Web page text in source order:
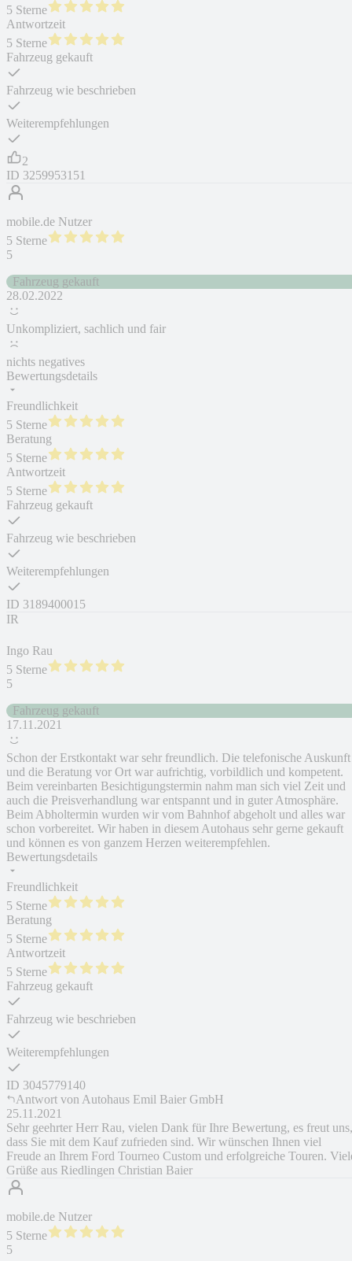
5 Sterne
Antwortzeit
5 Sterne
Fahrzeug gekauft
Fahrzeug wie beschrieben
Weiterempfehlungen
2
ID 3259953151
mobile.de Nutzer
5 Sterne
5
Fahrzeug gekauft
28.02.2022
Unkompliziert, sachlich und fair
nichts negatives
Bewertungsdetails
Freundlichkeit
5 Sterne
Beratung
5 Sterne
Antwortzeit
5 Sterne
Fahrzeug gekauft
Fahrzeug wie beschrieben
Weiterempfehlungen
ID 3189400015
IR
Ingo Rau
5 Sterne
5
Fahrzeug gekauft
17.11.2021
Schon der Erstkontakt war sehr freundlich. Die telefonische Auskunft
und die Beratung vor Ort war aufrichtig, vorbildlich und kompetent.
Beim vereinbarten Besichtigungstermin nahm man sich viel Zeit und
auch die Preisverhandlung war entspannt und in guter Atmosphäre.
Beim Abholtermin wurden wir vom Bahnhof abgeholt und alles war
schon vorbereitet. Wir haben in diesem Autohaus sehr gerne gekauft
und können es von ganzem Herzen weiterempfehlen.
Bewertungsdetails
Freundlichkeit
5 Sterne
Beratung
5 Sterne
Antwortzeit
5 Sterne
Fahrzeug gekauft
Fahrzeug wie beschrieben
Weiterempfehlungen
ID 3045779140
Antwort von Autohaus Emil Baier GmbH
25.11.2021
Sehr geehrter Herr Rau, vielen Dank für Ihre Bewertung, es freut uns,
dass Sie mit dem Kauf zufrieden sind. Wir wünschen Ihnen viel
Freude an Ihrem Ford Tourneo Custom und erfolgreiche Touren.
Grüße aus Riedlingen Christian Baier
mobile.de Nutzer
5 Sterne
5